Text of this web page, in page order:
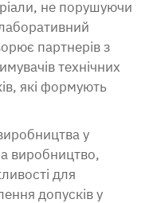
не порушуючи
партнерів з
технічних
які формують
у
виробництво,
для
допусків у